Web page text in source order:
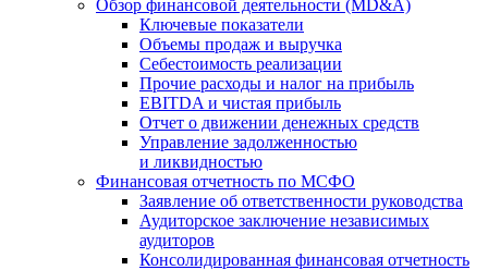
Обзор финансовой деятельности (MD&A)
Ключевые показатели
Объемы продаж и выручка
Себестоимость реализации
Прочие расходы и налог на прибыль
EBITDA и чистая прибыль
Отчет о движении денежных средств
Управление задолженностью
и ликвидностью
Финансовая отчетность по МСФО
Заявление об ответственности руководства
Аудиторское заключение независимых
аудиторов
Консолидированная финансовая отчетность